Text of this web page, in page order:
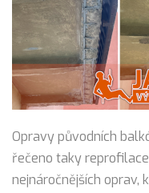
Opravy původních
řečeno taky
nejnáročnějších oprav,